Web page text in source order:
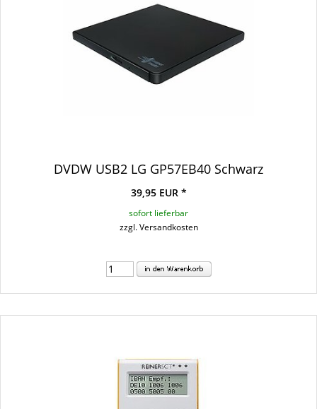
DVDW USB2 LG GP57EB40 Schwarz
39,95 EUR *
sofort lieferbar
zzgl. Versandkosten